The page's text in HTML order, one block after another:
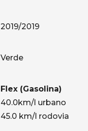
2019/2019
Verde
Flex (Gasolina)
40.0km/l urbano
45.0 km/l rodovia